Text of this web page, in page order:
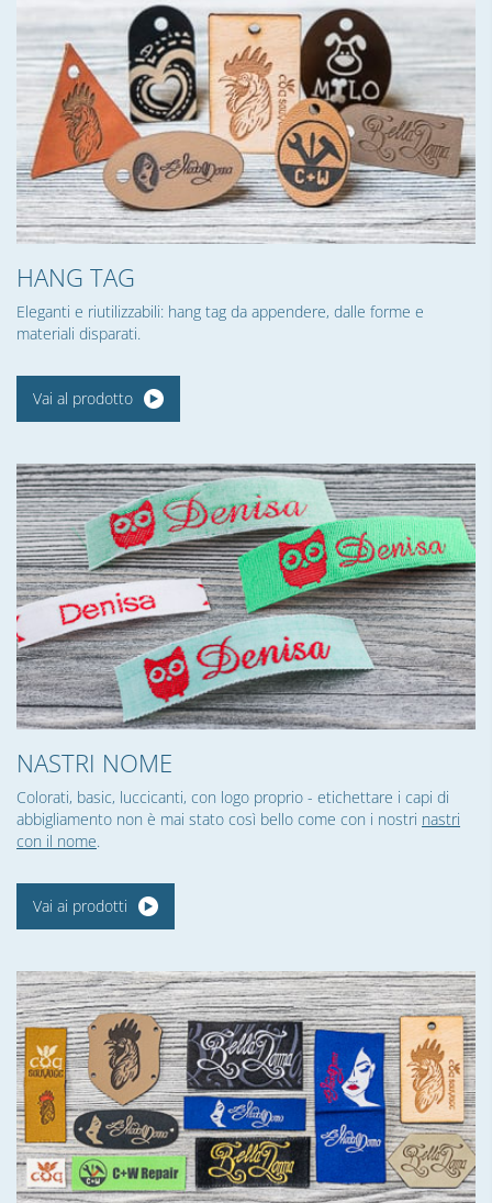
HANG TAG
Eleganti e riutilizzabili: hang tag da appendere, dalle forme e
materiali disparati.
Vai al prodotto
NASTRI NOME
Colorati, basic, luccicanti, con logo proprio - etichettare i capi di
abbigliamento non è mai stato così bello come con i nostri nastri
con il nome.
Vai ai prodotti